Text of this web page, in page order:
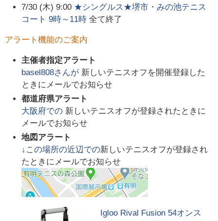
7/30 (木) 9:00 ★シングルス★堺市・みの池テニス
コート 9時～11時 全て終了
アラート機能のご案内
主催者指定アラート
basel808さんが 新しいテニスオフを開催登録した
ときにメールでお知らせ
都道府県アラート
大阪府での 新しいテニスオフが登録されたときに
メールでお知らせ
地図アラート
↓この場所の近辺での新しいテニスオフが登録され
たときにメールでお知らせ
Igloo Rival Fusion 54オンス